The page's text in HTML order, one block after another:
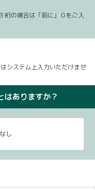
桁の場合は「前に」０をご入
システム上入力いただけませ
はありますか？
なし